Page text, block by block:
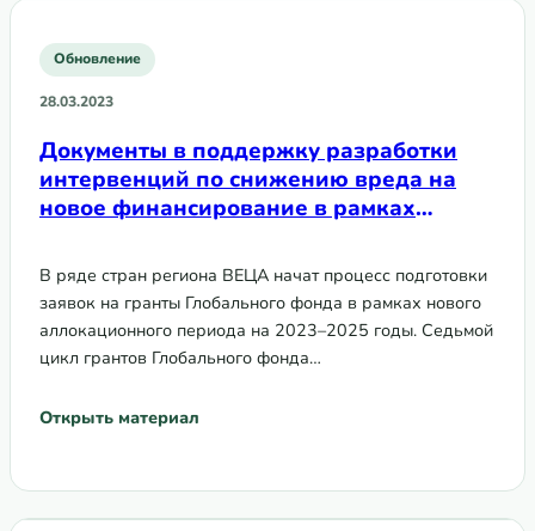
Обновление
28.03.2023
Документы в поддержку разработки
интервенций по снижению вреда на
новое финансирование в рамках
В ряде стран региона ВЕЦА начат процесс подготовки
заявок на гранты Глобального фонда в рамках нового
аллокационного периода на 2023–2025 годы. Седьмой
цикл грантов Глобального фонда…
Открыть материал